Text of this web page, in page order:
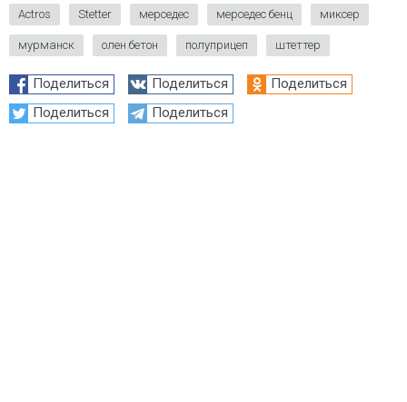
Actros Stetter мерседес мерседес бенц миксер
мурманск олен бетон полуприцеп штеттер
Поделиться Поделиться
Поделиться
Поделиться
Поделиться